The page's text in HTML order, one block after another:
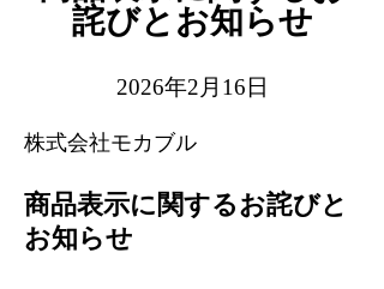
詫びとお知らせ
2026年2月16日
株式会社モカブル
商品表示に関するお詫びと
お知らせ